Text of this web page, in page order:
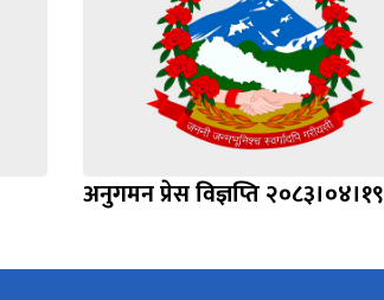
अनुगमन प्रेस विज्ञप्ति २०८३।०४।१९